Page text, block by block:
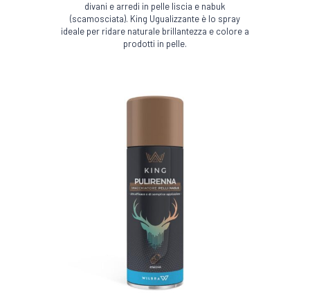
divani e arredi in pelle liscia e nabuk
(scamosciata). King Ugualizzante è lo spray
ideale per ridare naturale brillantezza e colore a
prodotti in pelle.